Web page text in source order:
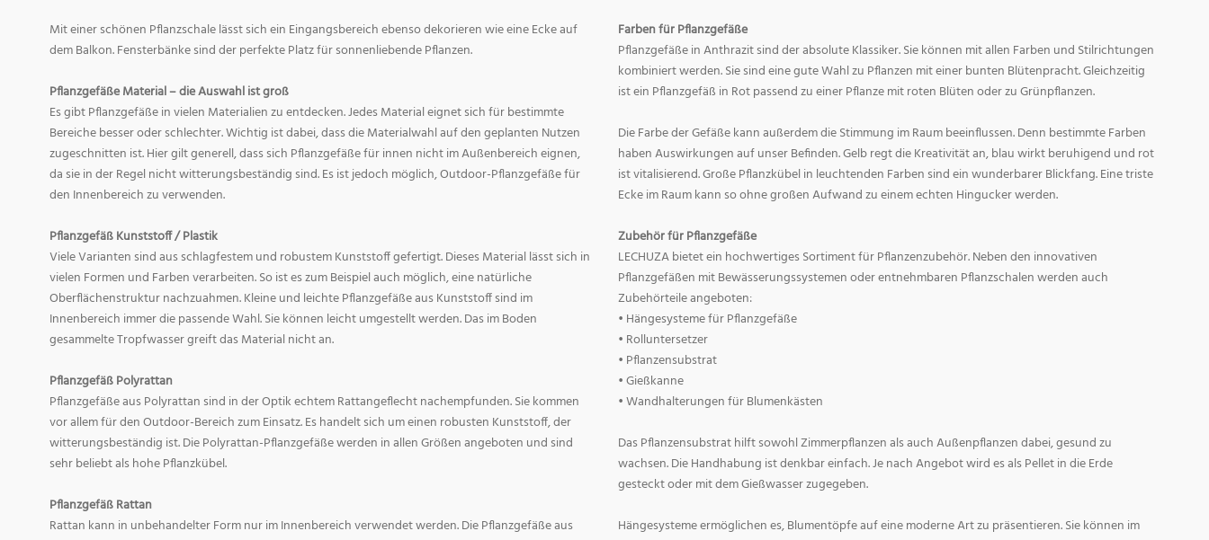
Mit einer schönen Pflanzschale lässt sich ein Eingangsbereich ebenso dekorieren wie eine Ecke auf
dem Balkon. Fensterbänke sind der perfekte Platz für sonnenliebende Pflanzen.
Pflanzgefäße Material – die Auswahl ist groß
Es gibt Pflanzgefäße in vielen Materialien zu entdecken. Jedes Material eignet sich für bestimmte
Bereiche besser oder schlechter. Wichtig ist dabei, dass die Materialwahl auf den geplanten Nutzen
zugeschnitten ist. Hier gilt generell, dass sich Pflanzgefäße für innen nicht im Außenbereich eignen,
da sie in der Regel nicht witterungsbeständig sind. Es ist jedoch möglich, Outdoor-Pflanzgefäße für
den Innenbereich zu verwenden.
Pflanzgefäß Kunststoff / Plastik
Viele Varianten sind aus schlagfestem und robustem Kunststoff gefertigt. Dieses Material lässt sich in
vielen Formen und Farben verarbeiten. So ist es zum Beispiel auch möglich, eine natürliche
Oberflächenstruktur nachzuahmen. Kleine und leichte Pflanzgefäße aus Kunststoff sind im
Innenbereich immer die passende Wahl. Sie können leicht umgestellt werden. Das im Boden
gesammelte Tropfwasser greift das Material nicht an.
Pflanzgefäß Polyrattan
Pflanzgefäße aus Polyrattan sind in der Optik echtem Rattangeflecht nachempfunden. Sie kommen
vor allem für den Outdoor-Bereich zum Einsatz. Es handelt sich um einen robusten Kunststoff, der
witterungsbeständig ist. Die Polyrattan-Pflanzgefäße werden in allen Größen angeboten und sind
sehr beliebt als hohe Pflanzkübel.
Pflanzgefäß Rattan
Rattan kann in unbehandelter Form nur im Innenbereich verwendet werden. Die Pflanzgefäße aus
Farben für Pflanzgefäße
Pflanzgefäße in Anthrazit sind der absolute Klassiker. Sie können mit allen Farben und Stilrichtungen
kombiniert werden. Sie sind eine gute Wahl zu Pflanzen mit einer bunten Blütenpracht. Gleichzeitig
ist ein Pflanzgefäß in Rot passend zu einer Pflanze mit roten Blüten oder zu Grünpflanzen.
Die Farbe der Gefäße kann außerdem die Stimmung im Raum beeinflussen. Denn bestimmte Farben
haben Auswirkungen auf unser Befinden. Gelb regt die Kreativität an, blau wirkt beruhigend und rot
ist vitalisierend. Große Pflanzkübel in leuchtenden Farben sind ein wunderbarer Blickfang. Eine triste
Ecke im Raum kann so ohne großen Aufwand zu einem echten Hingucker werden.
Zubehör für Pflanzgefäße
LECHUZA bietet ein hochwertiges Sortiment für Pflanzenzubehör. Neben den innovativen
Pflanzgefäßen mit Bewässerungssystemen oder entnehmbaren Pflanzschalen werden auch
Zubehörteile angeboten:
• Hängesysteme für Pflanzgefäße
• Rolluntersetzer
• Pflanzensubstrat
• Gießkanne
• Wandhalterungen für Blumenkästen
Das Pflanzensubstrat hilft sowohl Zimmerpflanzen als auch Außenpflanzen dabei, gesund zu
wachsen. Die Handhabung ist denkbar einfach. Je nach Angebot wird es als Pellet in die Erde
gesteckt oder mit dem Gießwasser zugegeben.
Hängesysteme ermöglichen es, Blumentöpfe auf eine moderne Art zu präsentieren. Sie können im